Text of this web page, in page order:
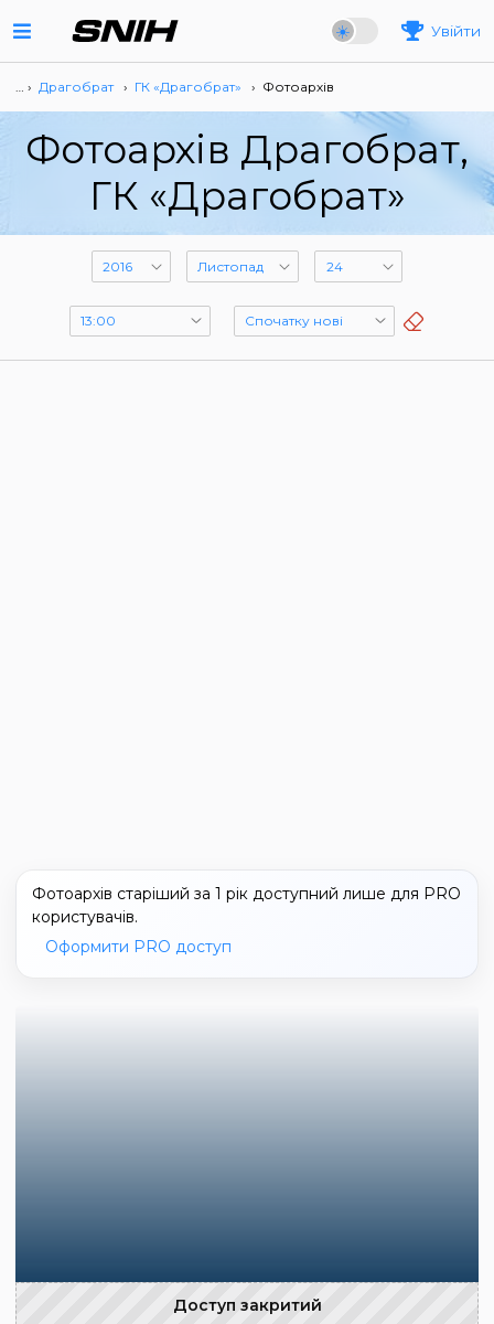
Увійти
… › Драгобрат › ГК «Драгобрат» › Фотоархів
Фотоархів Драгобрат,
ГК «Драгобрат»
Фотоархів старіший за 1 рік доступний лише для PRO
користувачів.
Оформити PRO доступ
Доступ закритий